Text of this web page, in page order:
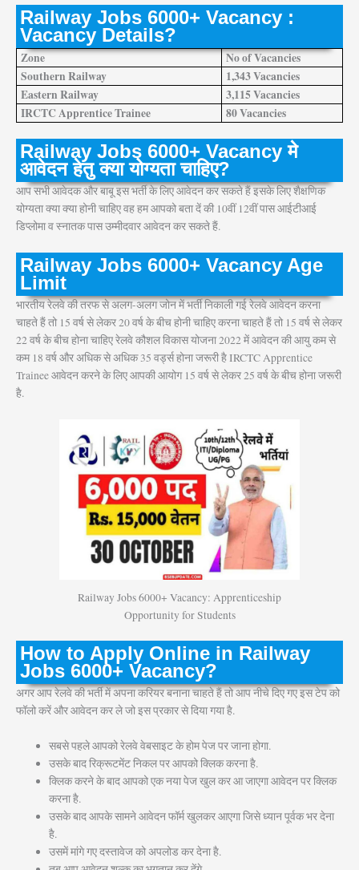
Railway Jobs 6000+ Vacancy :
Vacancy Details?
Zone
No of Vacancies
Southern Railway
1,343 Vacancies
Eastern Railway
3,115 Vacancies
IRCTC Apprentice Trainee
80 Vacancies
Railway Jobs 6000+ Vacancy मे
आवेदन हेतु क्या योग्यता चाहिए?
आप सभी आवेदक और बाबू इस भर्ती के लिए आवेदन कर सकते हैं इसके लिए शैक्षणिक
योग्यता क्या क्या होनी चाहिए वह हम आपको बता दें की 10वीं 12वीं पास आईटीआई
डिप्लोमा व स्नातक पास उम्मीदवार आवेदन कर सकते हैं.
Railway Jobs 6000+ Vacancy Age
Limit
भारतीय रेलवे की तरफ से अलग-अलग जोन में भर्ती निकाली गई रेलवे आवेदन करना
चाहते हैं तो 15 वर्ष से लेकर 20 वर्ष के बीच होनी चाहिए करना चाहते हैं तो 15 वर्ष से लेकर
22 वर्ष के बीच होना चाहिए रेलवे कौशल विकास योजना 2022 में आवेदन की आयु कम से
कम 18 वर्ष और अधिक से अधिक 35 वर्ड्स होना जरूरी है IRCTC Apprentice
Trainee आवेदन करने के लिए आपकी आयोग 15 वर्ष से लेकर 25 वर्ष के बीच होना जरूरी
है.
Railway Jobs 6000+ Vacancy: Apprenticeship
Opportunity for Students
How to Apply Online in Railway
Jobs 6000+ Vacancy?
अगर आप रेलवे की भर्ती में अपना करियर बनाना चाहते हैं तो आप नीचे दिए गए इस टेप को
फॉलो करें और आवेदन कर ले जो इस प्रकार से दिया गया है.
सबसे पहले आपको रेलवे वेबसाइट के होम पेज पर जाना होगा.
उसके बाद रिक्रूटमेंट निकल पर आपको क्लिक करना है.
क्लिक करने के बाद आपको एक नया पेज खुल कर आ जाएगा आवेदन पर क्लिक
करना है.
उसके बाद आपके सामने आवेदन फॉर्म खुलकर आएगा जिसे ध्यान पूर्वक भर देना
है.
उसमें मांगे गए दस्तावेज को अपलोड कर देना है.